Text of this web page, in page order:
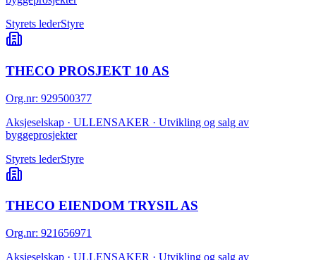
Styrets lederStyre
THECO PROSJEKT 10 AS
Org.nr: 929500377
Aksjeselskap · ULLENSAKER · Utvikling og salg av
byggeprosjekter
Styrets lederStyre
THECO EIENDOM TRYSIL AS
Org.nr: 921656971
Aksjeselskap · ULLENSAKER · Utvikling og salg av